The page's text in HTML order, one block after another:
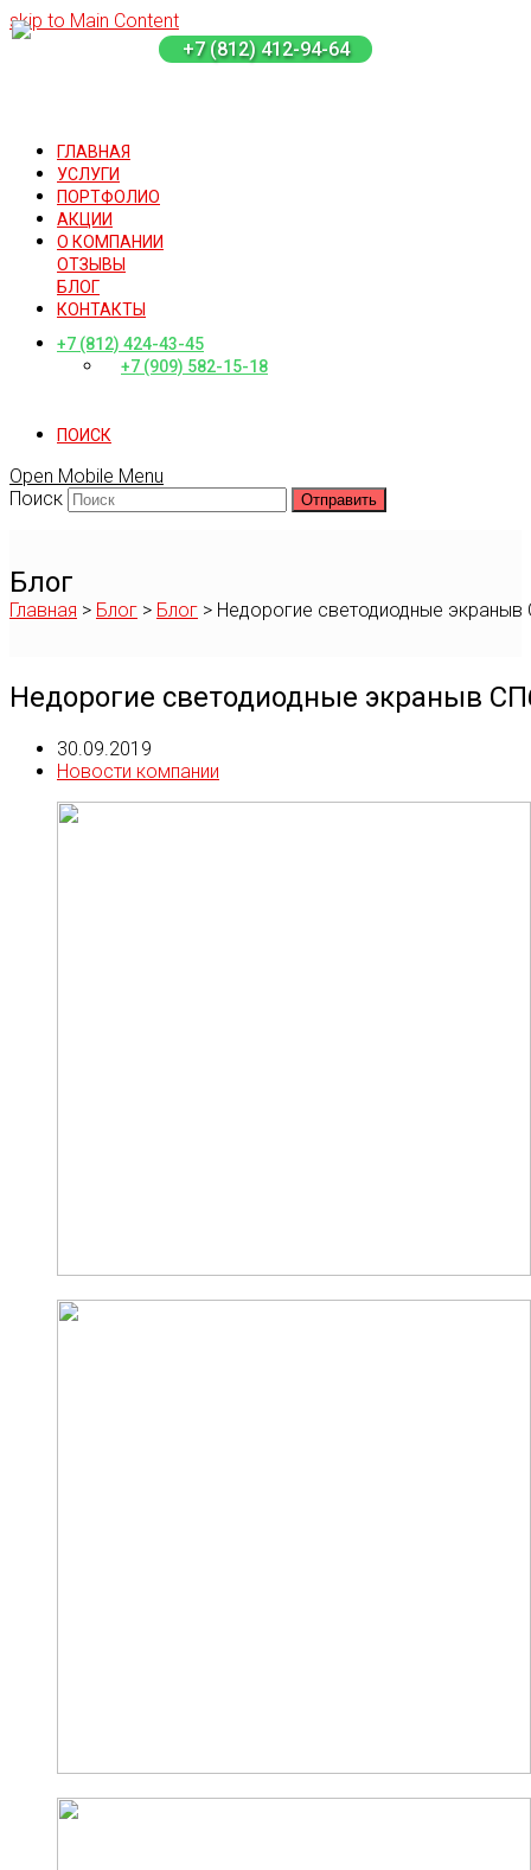
+7 (812) 412-94-64
skip to Main Content
ГЛАВНАЯ
УСЛУГИ
ПОРТФОЛИО
АКЦИИ
О КОМПАНИИ
ОТЗЫВЫ
БЛОГ
КОНТАКТЫ
+7 (812) 424-43-45
+7 (909) 582-15-18
ПОИСК
Open Mobile Menu
Поиск
Отправить
Блог
Главная > Блог > Блог > Недорогие светодиодные экраныв
Недорогие светодиодные экраныв
30.09.2019
Новости компании